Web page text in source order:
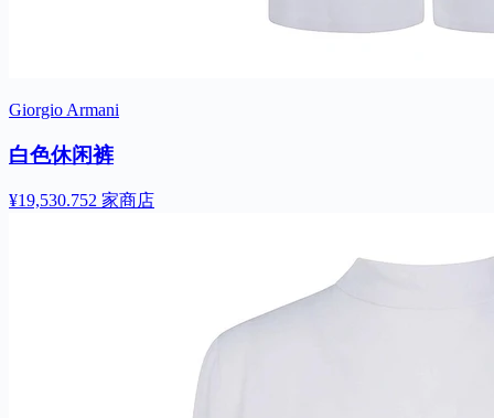
Giorgio Armani
白色休闲裤
¥19,530.752 家商店